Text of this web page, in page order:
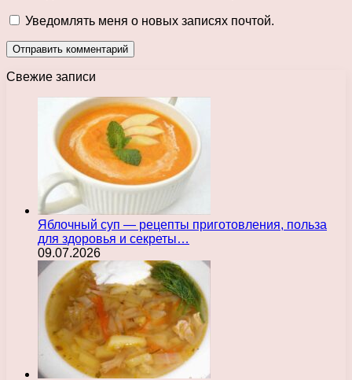
Уведомлять меня о новых записях почтой.
Свежие записи
Яблочный суп — рецепты приготовления, польза
для здоровья и секреты…
09.07.2026